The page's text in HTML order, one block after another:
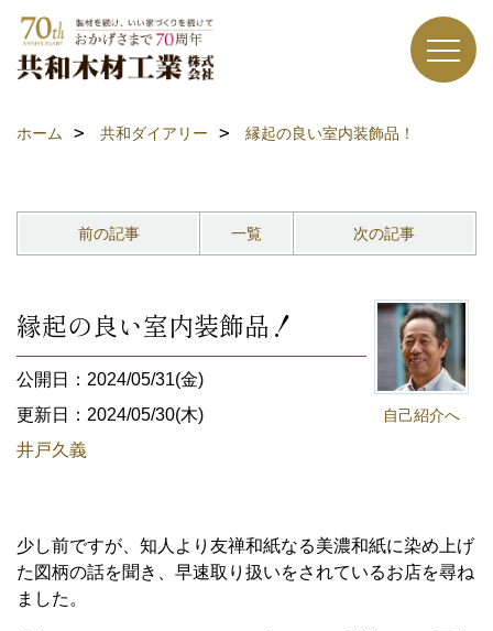
ホーム 共和ダイアリー 縁起の良い室内装飾品！
前の記事 一覧 次の記事
自己紹介へ
縁起の良い室内装飾品！
公開日：2024/05/31(金)
更新日：2024/05/30(木)
井戸久義
少し前ですが、知人より友禅和紙なる美濃和紙に染め上げ
た図柄の話を聞き、早速取り扱いをされているお店を尋ね
ました。